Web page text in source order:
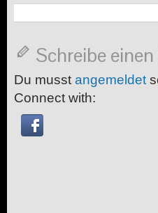
Schreibe
Du musst angemeldet
Connect with: